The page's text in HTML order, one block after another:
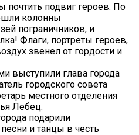
почтить подвиг героев. По
колонны
пограничников, и
Флаги, портреты героев,
звенел от гордости и
выступили глава города
городского совета
местного отделения
Лебец.
подарили
и танцы в честь